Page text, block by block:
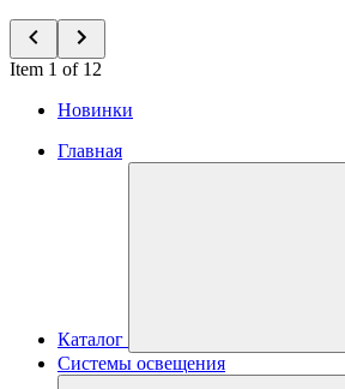
Item 1 of 12
Новинки
Главная
Каталог
Системы освещения